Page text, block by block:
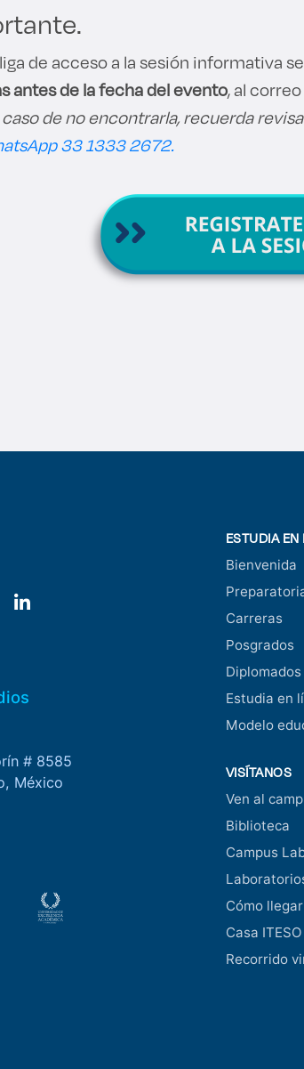
de acceso a la sesión informativa
antes de la fecha del evento, al
caso de no encontrarla, recuerda
33 1333 2672.
# 8585
México
ESTUDIA EN
Bienvenida
Carreras
Posgrados
Estudia en
Modelo
VISÍTANOS
Ven al
Biblioteca
Campus
Cómo llegar
Casa
Recorrido